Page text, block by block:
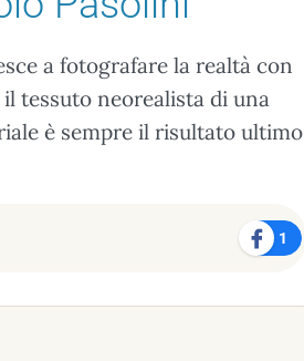
a fotografare la realtà con
tessuto neorealista di una
è sempre il risultato ultimo
1